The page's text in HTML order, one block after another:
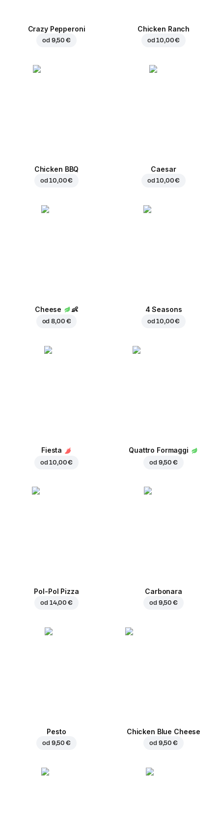
Crazy Pepperoni
od 9,50 €
Chicken Ranch
od10,00 €
Chicken BBQ
od10,00 €
Caesar
od10,00 €
Cheese 👶
od8,00 €
4 Seasons
od10,00 €
Fiesta
od10,00 €
Quattro Formaggi
od 9,50 €
Pol-Pol Pizza
od 14,00 €
Carbonara
od 9,50 €
Pesto
od 9,50 €
Chicken Blue Cheese
od 9,50 €